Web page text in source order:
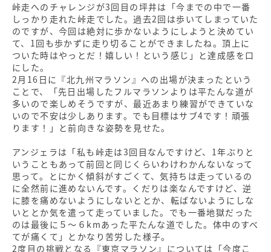
峠走へのチャレンジが3回目の坪井は「今までの中で一番
しっかり走れた峠走でした。過去2回は歩いてしまっていた
のですが、今回は絶対に歩かないようにしようと決めてい
て、1回も歩かずに走り切ることができましたね。頂上に
ついた時はやっとだ！嬉しい！という感じ」と達成感を口
にした。
2月16日に『北九州マラソン』への出場が決まったという
ことで、「先日出場したフルマラソンよりは平たんな道が
多いので楽しめそうですが、最近あまり練習ができていな
いので不安は少しあります。でも目標はサブ4です！頑張
ります！」と前向きな姿勢を見せた。
アンジェラは「私も峠走は3回目なんですけど、1年ぶりと
いうこともあって前回と同じくらいわけわかんないなって
思って。とにかく傾斜がすごくて、気持ちは走っているの
に全然前に進めないんです。くだりは楽なんですけど、逆
に膝を痛めないようにしないととか、転ばないようにしな
いととか気を遣って走っていました。でも一番地獄だった
のは最後に５～６kmあった平たんな道でした。体中のすべ
てが痛くて」とかなり苦労した様子。
2度目の挑戦となる『東京マラソン』については「今度こ